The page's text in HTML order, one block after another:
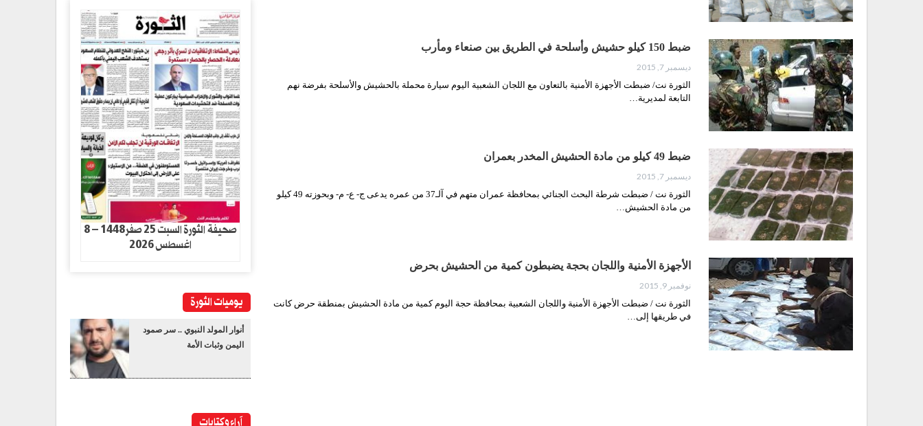
ضبط 150 كيلو حشيش وأسلحة في الطريق بين صنعاء ومأرب
ديسمبر 7, 2015
الثورة نت/ ضبطت الأجهزة الأمنية بالتعاون مع اللجان الشعبية اليوم سيارة محملة بالحشيش والأسلحة بفرضة نهم
التابعة لمديرية…
ضبط 49 كيلو من مادة الحشيش المخدر بعمران
ديسمبر 7, 2015
الثورة نت / ضبطت شرطة البحث الجنائي بمحافظة عمران متهم في آلـ37 من عمره يدعى ج- ع- م- وبحوزته 49 كيلو
من مادة الحشيش…
الأجهزة الأمنية واللجان بحجة يضبطون كمية من الحشيش بحرض
نوفمبر 9, 2015
الثورة نت / ضبطت الأجهزة الأمنية واللجان الشعبية بمحافظة حجة اليوم كمية من مادة الحشيش بمنطقة حرض كانت
في طريقها إلى…
صحيفة الثورة السبت 25 صفر1448 – 8
اغسطس 2026
يوميات الثورة
أنوار المولد النبوي .. سر صمود
اليمن وثبات الأمة